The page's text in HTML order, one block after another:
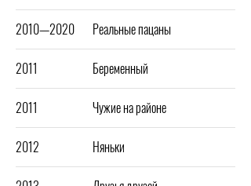
2010—2020 Реальные пацаны
2011 Беременный
2011 Чужие на районе
2012 Няньки